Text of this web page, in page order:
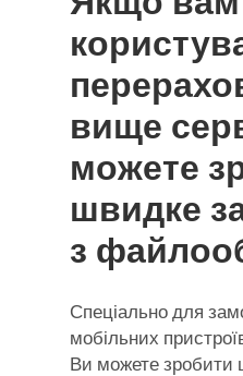
вище
можете
швидке
з
Спеціально для
мобільних
Ви можете зробити